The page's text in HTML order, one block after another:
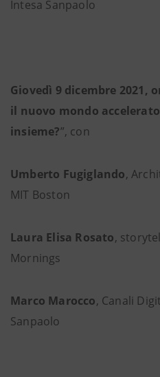
Intesa Sanpaolo
Giovedì 9 dicembre 2021,
il nuovo mondo
insieme?”, con
Umberto Fugiglando,
MIT Boston
Laura Elisa Rosato,
Mornings
Marco Marocco, Canali
Sanpaolo